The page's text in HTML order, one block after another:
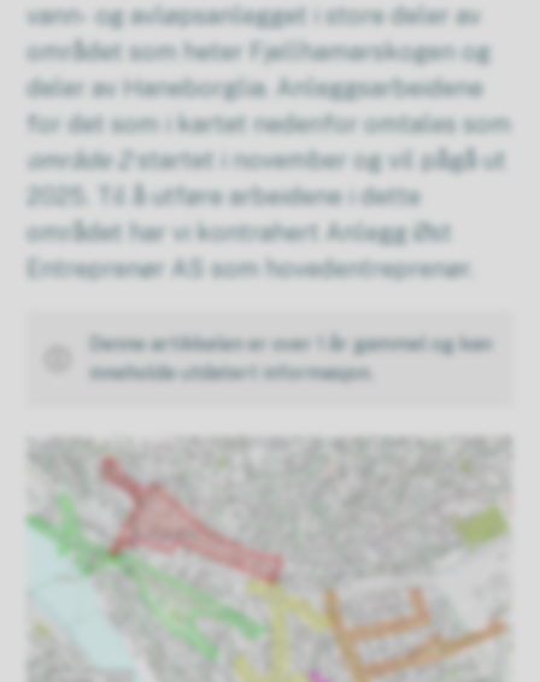
vann- og avløpsanlegget i store deler av
området som heter Fjellhamarskogen og
deler av Haneborglia. Anleggsarbeidene
for det som i kartet nedenfor omtales som
område 2 startet i november og vil pågå ut
2025. Til å utføre arbeidene i dette
området har vi kontrahert Anlegg Øst
Entreprenør AS som hovedentreprenør.
Denne artikkelen er over 1 år gammel og kan
inneholde utdatert informasjon.